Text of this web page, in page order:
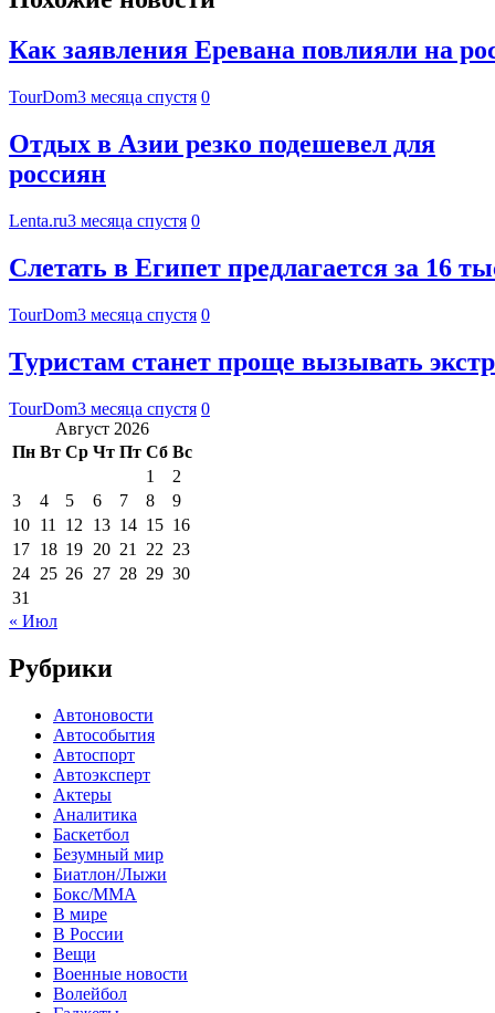
Как заявления Еревана повлияли на
TourDom3 месяца спустя 0
Отдых в Азии резко подешевел для
россиян
Lenta.ru3 месяца спустя 0
Слетать в Египет предлагается за 16
TourDom3 месяца спустя 0
Туристам станет проще вызывать
TourDom3 месяца спустя 0
Август 2026
Пн Вт Ср Чт Пт Сб Вс
1
2
3
4 5 6 7 8
9
10 11 12 13 14 15 16
17 18 19 20 21 22 23
24 25 26 27 28 29 30
31
« Июл
Рубрики
Автоновости
Автособытия
Автоспорт
Автоэксперт
Актеры
Аналитика
Баскетбол
Безумный мир
Биатлон/Лыжи
Бокс/MMA
В мире
В России
Вещи
Военные новости
Волейбол